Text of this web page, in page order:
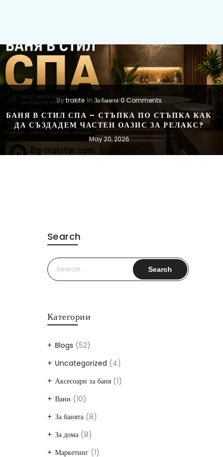
Bytrakite In За банята 0 Comments
БАНЯ В СТИЛ СПА – СТЪПКА ПО СТЪПКА КАК
ДА СЪЗДАДЕМ ЧАСТЕН ОАЗИС ЗА РЕЛАКС?
May 20, 2026
Search
Search
for:
Категории
Blogs (52)
Uncategorized (4)
Аксесоари за баня(1)
Вани (10)
За банята(8)
За дома(8)
Маркетинг(1)